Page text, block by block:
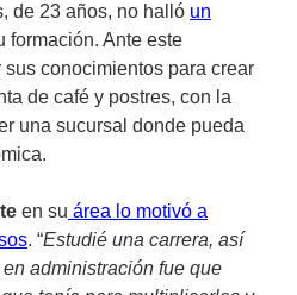
de 23 años, no halló un
formación. Ante este
conocimientos para crear
de café y postres, con la
una sucursal donde pueda
en su área lo motivó a
. “Estudié una carrera, así
administración fue que